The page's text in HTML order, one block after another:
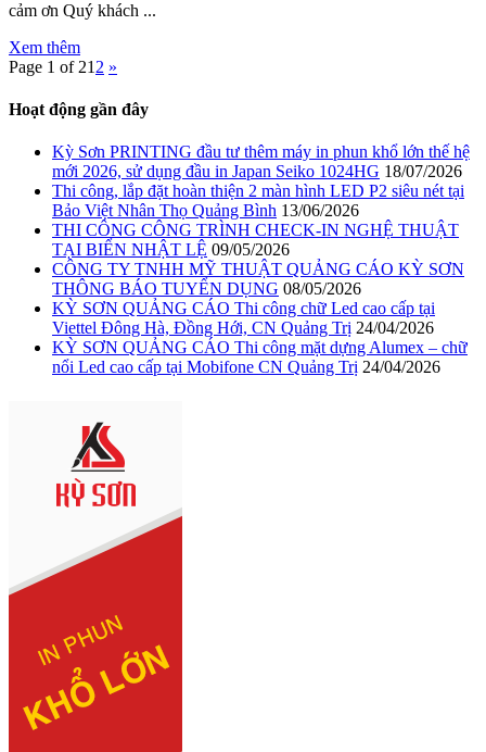
cảm ơn Quý khách ...
Xem thêm
Page 1 of 21 2 »
Hoạt động gần đây
Kỳ Sơn PRINTING đầu tư thêm máy in phun khổ lớn thế hệ
mới 2026, sử dụng đầu in Japan Seiko 1024HG 18/07/2026
Thi công, lắp đặt hoàn thiện 2 màn hình LED P2 siêu nét tại
Bảo Việt Nhân Thọ Quảng Bình 13/06/2026
THI CÔNG CÔNG TRÌNH CHECK-IN NGHỆ THUẬT
TẠI BIỂN NHẬT LỆ 09/05/2026
CÔNG TY TNHH MỸ THUẬT QUẢNG CÁO KỲ SƠN
THÔNG BÁO TUYỂN DỤNG 08/05/2026
KỲ SƠN QUẢNG CÁO Thi công chữ Led cao cấp tại
Viettel Đông Hà, Đồng Hới, CN Quảng Trị 24/04/2026
KỲ SƠN QUẢNG CÁO Thi công mặt dựng Alumex – chữ
nổi Led cao cấp tại Mobifone CN Quảng Trị 24/04/2026